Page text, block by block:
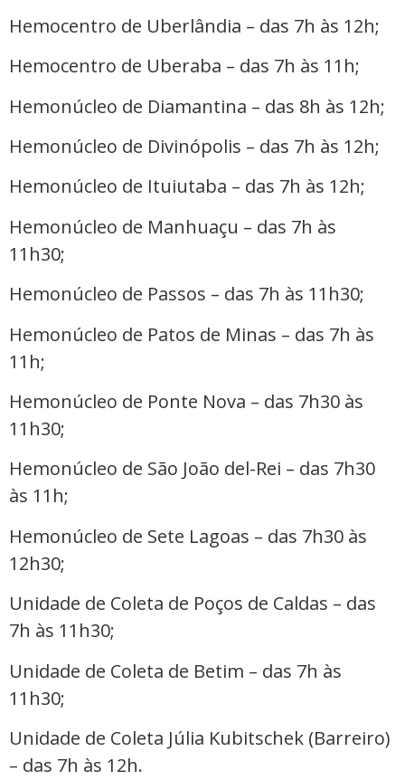
Hemocentro de Uberlândia – das 7h às 12h;
Hemocentro de Uberaba – das 7h às 11h;
Hemonúcleo de Diamantina – das 8h às 12h;
Hemonúcleo de Divinópolis – das 7h às 12h;
Hemonúcleo de Ituiutaba – das 7h às 12h;
Hemonúcleo de Manhuaçu – das 7h às
11h30;
Hemonúcleo de Passos – das 7h às 11h30;
Hemonúcleo de Patos de Minas – das 7h às
11h;
Hemonúcleo de Ponte Nova – das 7h30 às
11h30;
Hemonúcleo de São João del-Rei – das 7h30
às 11h;
Hemonúcleo de Sete Lagoas – das 7h30 às
12h30;
Unidade de Coleta de Poços de Caldas – das
7h às 11h30;
Unidade de Coleta de Betim – das 7h às
11h30;
Unidade de Coleta Júlia Kubitschek (Barreiro)
– das 7h às 12h.